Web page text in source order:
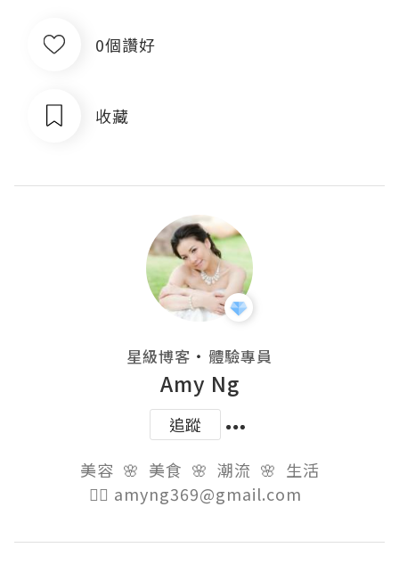
0個讚好
收藏
星級博客 ・ 體驗專員
Amy Ng
追蹤
美容  🌸  美食  🌸  潮流  🌸  生活
👉🏻 amyng369@gmail.com